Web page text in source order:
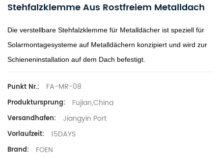
Stehfalzklemme Aus Rostfreiem Metalldach
Die verstellbare Stehfalzklemme für Metalldächer ist speziell für
Solarmontagesysteme auf Metalldächern konzipiert und wird zur
Schieneninstallation auf dem Dach befestigt.
Punkt Nr.: FA-MR-08
Produktursprung: Fujian,China
Versandhafen: Jiangyin Port
Vorlaufzeit: 15DAYS
Brand: FOEN